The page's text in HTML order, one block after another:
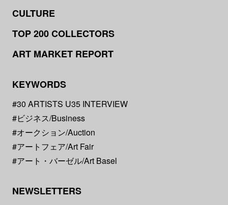
CULTURE
TOP 200 COLLECTORS
ART MARKET REPORT
KEYWORDS
#30 ARTISTS U35 INTERVIEW
#ビジネス/Business
#オークション/Auction
#アートフェア/Art Fair
#アート・バーゼル/Art Basel
NEWSLETTERS